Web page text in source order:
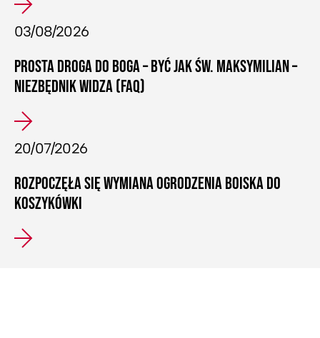
03/08/2026
PROSTA DROGA DO BOGA – BYĆ JAK ŚW. MAKSYMILIAN –
NIEZBĘDNIK WIDZA (FAQ)
20/07/2026
ROZPOCZĘŁA SIĘ WYMIANA OGRODZENIA BOISKA DO
KOSZYKÓWKI